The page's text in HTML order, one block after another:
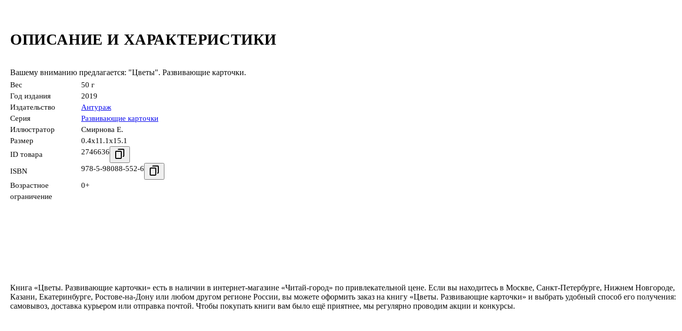
ОПИСАНИЕ И ХАРАКТЕРИСТИКИ
Вашему вниманию предлагается: "Цветы". Развивающие карточки.
Вес
50 г
Год издания
2019
Издательство
Антураж
Серия
Развивающие карточки
Иллюстратор
Смирнова Е.
Размер
0.4x11.1x15.1
ID товара
2746636
ISBN 978-5-98088-552-6
Возрастное
ограничение
0+
Книга «Цветы. Развивающие карточки» есть в наличии в интернет-магазине «Читай-город» по привлекательной цене. Если вы находитесь в Москве, Санкт-Петербурге, Нижнем Новгороде,
Казани, Екатеринбурге, Ростове-на-Дону или любом другом регионе России, вы можете оформить заказ на книгу «Цветы. Развивающие карточки» и выбрать удобный способ его получения:
самовывоз, доставка курьером или отправка почтой. Чтобы покупать книги вам было ещё приятнее, мы регулярно проводим акции и конкурсы.